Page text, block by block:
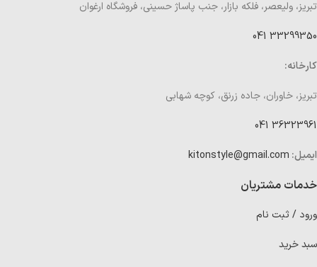
تبریز، ولیعصر، فلکه بازار، جنب پاساژ حسینی، فروشگاه ارغوان
33299350 041
کارخانه:
تبریز، خاوران، جاده زرنق، کوچه شهابی
36323961 041
ایمیل: kitonstyle@gmail.com
خدمات مشتریان
ورود / ثبت نام
سبد خرید